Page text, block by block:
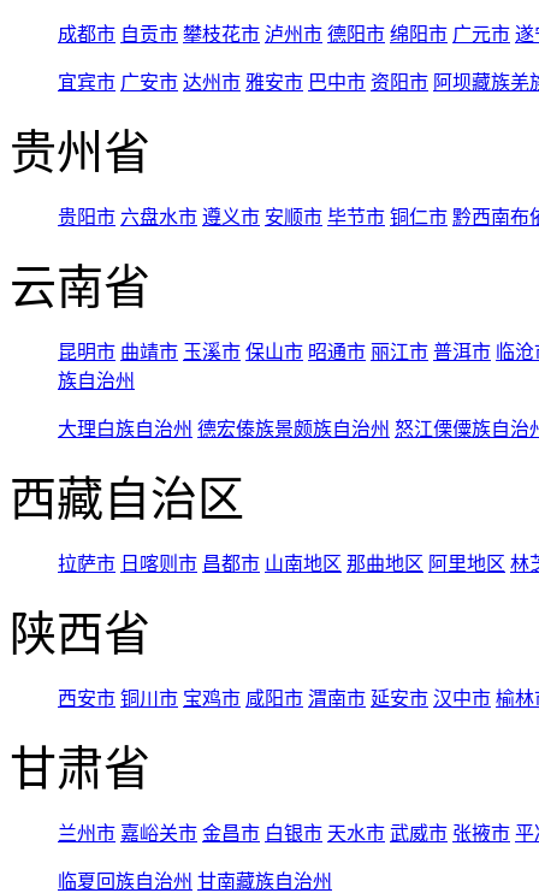
成都市 自贡市 攀枝花市 泸州市 德阳市 绵阳市 广元市 遂
宜宾市 广安市 达州市 雅安市 巴中市 资阳市 阿坝藏族羌
贵州省
贵阳市 六盘水市 遵义市 安顺市 毕节市 铜仁市 黔西南布
云南省
昆明市 曲靖市 玉溪市 保山市 昭通市 丽江市 普洱市 临
族自治州
大理白族自治州 德宏傣族景颇族自治州 怒江傈僳族自治
西藏自治区
拉萨市 日喀则市 昌都市 山南地区 那曲地区 阿里地区 林
陕西省
西安市 铜川市 宝鸡市 咸阳市 渭南市 延安市 汉中市 榆林
甘肃省
兰州市 嘉峪关市 金昌市 白银市 天水市 武威市 张掖市 平
临夏回族自治州 甘南藏族自治州